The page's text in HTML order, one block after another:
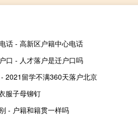
话 - 高新区户籍中心电话
口 - 人才落户是迁户口吗
2021留学不满360天落户北京
服子母铆钉
- 户籍和籍贯一样吗